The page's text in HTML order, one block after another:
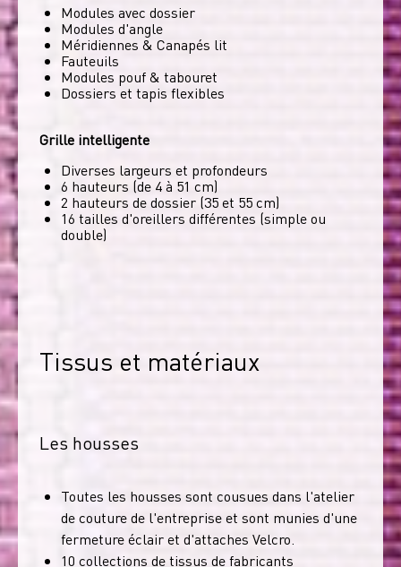
Modules avec dossier
Modules d'angle
Méridiennes & Canapés lit
Fauteuils
Modules pouf & tabouret
Dossiers et tapis flexibles
Grille intelligente
Diverses largeurs et profondeurs
6 hauteurs (de 4 à 51 cm)
2 hauteurs de dossier (35 et 55 cm)
16 tailles d'oreillers différentes (simple ou
double)
Tissus et matériaux
Les housses
Toutes les housses sont cousues dans l'atelier
de couture de l'entreprise et sont munies d'une
fermeture éclair et d'attaches Velcro.
10 collections de tissus de fabricants